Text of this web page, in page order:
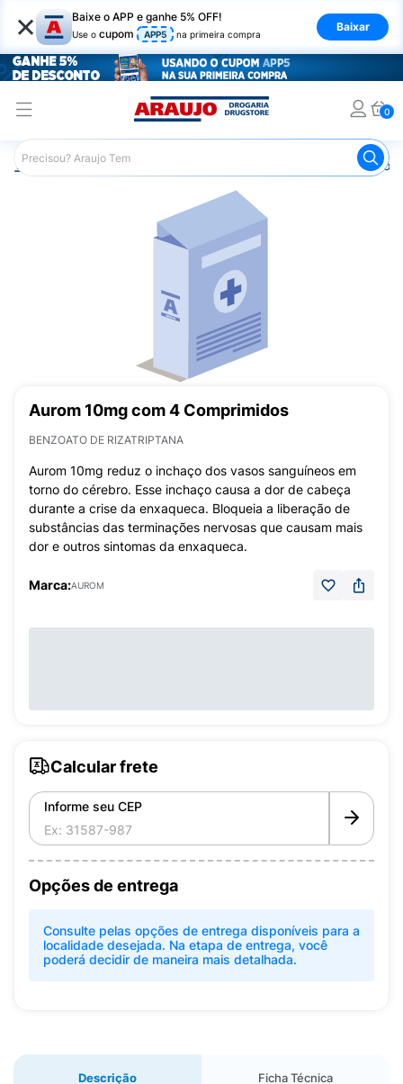
× Baixe o APP e ganhe 5% OFF!
Use o cupom APP5 na primeira compra
Baixar
0
Araujo Medicamentos Remédio
Aurom 10mg com 4 Comprimidos
BENZOATO DE RIZATRIPTANA
Aurom 10mg reduz o inchaço dos vasos sanguíneos em
torno do cérebro. Esse inchaço causa a dor de cabeça
durante a crise da enxaqueca. Bloqueia a liberação de
substâncias das terminações nervosas que causam mais
dor e outros sintomas da enxaqueca.
Marca:AUROM
Calcular frete
Informe seu CEP
Opções de entrega
Consulte pelas opções de entrega disponíveis para a
localidade desejada. Na etapa de entrega, você
poderá decidir de maneira mais detalhada.
Descrição Ficha Técnica